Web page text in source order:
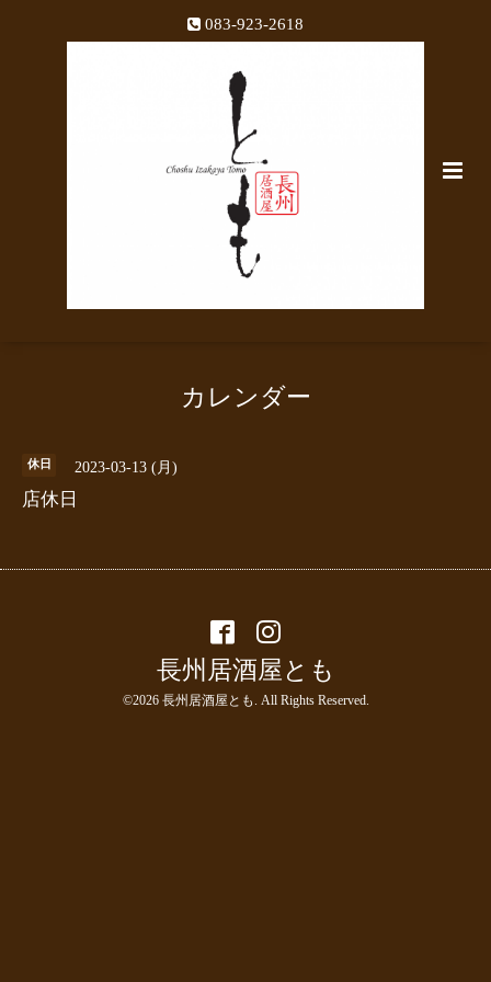
083-923-2618
カレンダー
休日 2023-03-13 (月)
店休日
長州居酒屋とも
©2026 長州居酒屋とも . All Rights Reserved.